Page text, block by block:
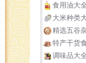
食用油大
大米种类
精选五谷
特产干货
调味品大